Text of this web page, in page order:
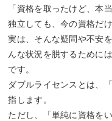
「資格を取ったけど、本
独立しても、今の資格だ
実は、そんな疑問や不安
んな状況を脱するために
です。
ダブルライセンスとは、
指します。
ただし、「単純に資格を